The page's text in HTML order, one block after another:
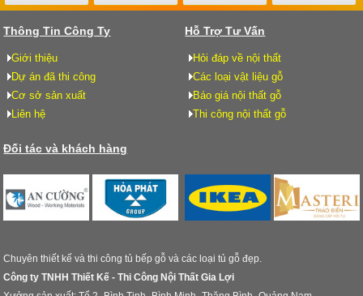
Thông Tin Công Ty
Giới thiệu
Dự án đã thi công
Cơ sở sản xuất
Liên hệ
Hỗ Trợ Tư Vấn
Hỏi đáp về nội thất
Các loại vật liệu gỗ
Báo giá nội thất gỗ
Thi công nội thất gỗ
Đối tác và khách hàng
Chuyên thiết kế và thi công tủ bếp gỗ và các loại tủ gỗ đẹp.
Công ty TNHH Thiết Kế - Thi Công Nội Thất Gia Lợi